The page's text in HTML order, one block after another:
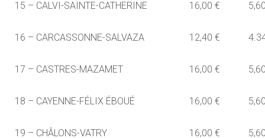
15 – CALVI-SAINTE-CATHERINE 16,00 €
16 – CARCASSONNE-SALVAZA 12,40 €
17 – CASTRES-MAZAMET 16,00 €
18 – CAYENNE-FÉLIX ÉBOUÉ 16,00 €
19 – CHÂLONS-VATRY 16,00 €